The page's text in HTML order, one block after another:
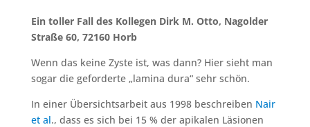
Ein toller Fall des Kollegen Dirk M. Otto, Nagolder
Straße 60, 72160 Horb
Wenn das keine Zyste ist, was dann? Hier sieht man
sogar die geforderte „lamina dura“ sehr schön.
In einer Übersichtsarbeit aus 1998 beschreiben Nair
et al., dass es sich bei 15 % der apikalen Läsionen